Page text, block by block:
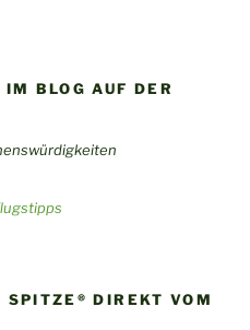
BLOG AUF DER
SPITZE® DIREKT VOM